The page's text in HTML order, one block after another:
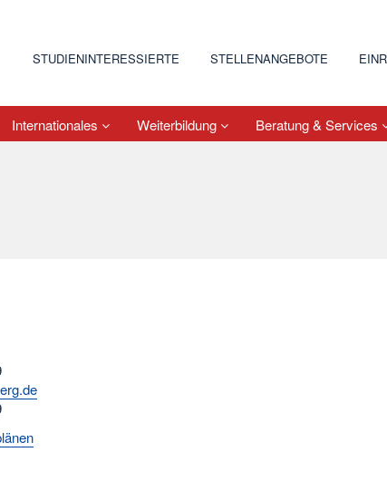
STUDIENINTERESSIERTE STELLENANGEBOTE
Internationales Weiterbildung Beratung & Services